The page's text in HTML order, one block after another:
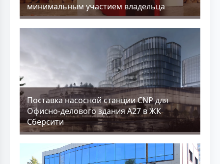
минимальным участием владельца
Поставка насосной станции CNP для
Офисно-делового здания А27 в ЖК
Сберсити